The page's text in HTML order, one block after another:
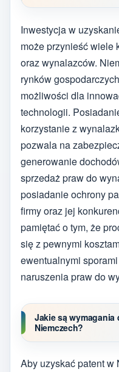
Inwestycja w
może przynieść wiele
oraz wynalazców.
rynków
możliwości dla
technologii.
korzystanie z
pozwala na
generowanie
sprzedaż praw do
posiadanie ochrony
firmy oraz jej
pamiętać o tym, że
się z pewnymi
ewentualnymi
naruszenia praw do
Jakie są
Niemczech?
Aby uzyskać patent w